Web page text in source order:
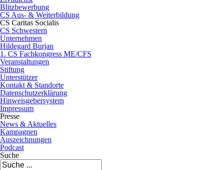
Blitzbewerbung
CS Aus- & Weiterbildung
CS Caritas Socialis
CS Schwestern
Unternehmen
Hildegard Burjan
1. CS Fachkongress ME/CFS
Veranstaltungen
Stiftung
Unterstützer
Kontakt & Standorte
Datenschutzerklärung
Hinweisgebersystem
Impressum
Presse
News & Aktuelles
Kampagnen
Auszeichnungen
Podcast
Suche